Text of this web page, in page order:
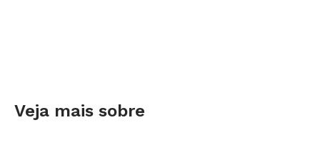
Gmail, pois todo meu trabalho é feito no
Google Apresentações
Veja mais sobre